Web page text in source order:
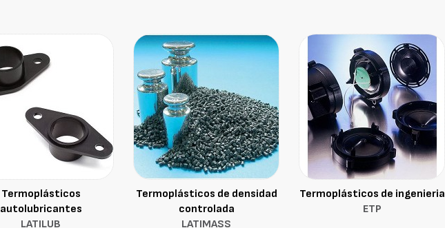
Termoplásticos
autolubricantes
LATILUB
Termoplásticos de densidad
controlada
LATIMASS
Termoplásticos de ingenieria
ETP